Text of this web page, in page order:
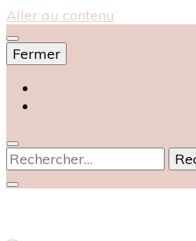
Aller au contenu
Fermer
Rechercher :